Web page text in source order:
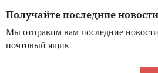
Получайте последние
Мы отправим вам последние
почтовый ящик